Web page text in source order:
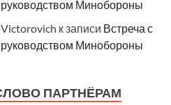
руководством Минобороны
Victorovich к записи Встреча с
руководством Минобороны
ПАРТНЁРАМ